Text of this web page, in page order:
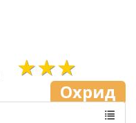
★★★
Охрид